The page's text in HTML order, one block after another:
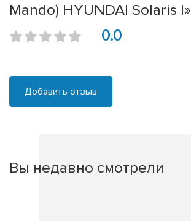
Mando) HYUNDAI Solaris I»
0.0
Добавить отзыв
Вы недавно смотрели